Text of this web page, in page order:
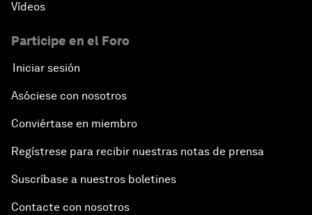
Vídeos
Participe en el Foro
Iniciar sesión
Asóciese con nosotros
Conviértase en miembro
Regístrese para recibir nuestras notas de prensa
Suscríbase a nuestros boletines
Contacte con nosotros